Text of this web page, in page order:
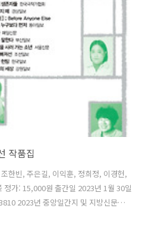
으로 인한 불행한 장래 등 다양한 주제
다문화 환경에서 자신의 편견에 대한 뉘
산가족의 비애, 인생무상, 미국의 과거와
작품집
한빈, 주은길, 이익훈, 정희정, 이경헌,
가: 15,000원 출간일 2023년 1월 30일
2023년 중앙일간지 및 지방신문에서
품 모음집이다. 신춘문예에 당선한 9